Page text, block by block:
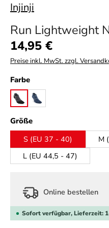
Injinji
Run Lightweight
Regulärer Preis:
14,95 €
Preise inkl. MwSt. zzgl.
Farbeauswählen
blacknavy
Größeauswählen
S (EU 37 - 40)
M
L (EU 44,5 - 47)
Online bestellen
Sofort verfügbar, Lieferzeit: